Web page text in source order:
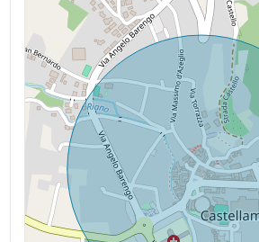
Ristrutturazione: Si, nel
Stato del tetto:
Spese Riscaldamento/anno:
Luce: allacciata
Altitudine mslm: 343
Acqua: Allacciata